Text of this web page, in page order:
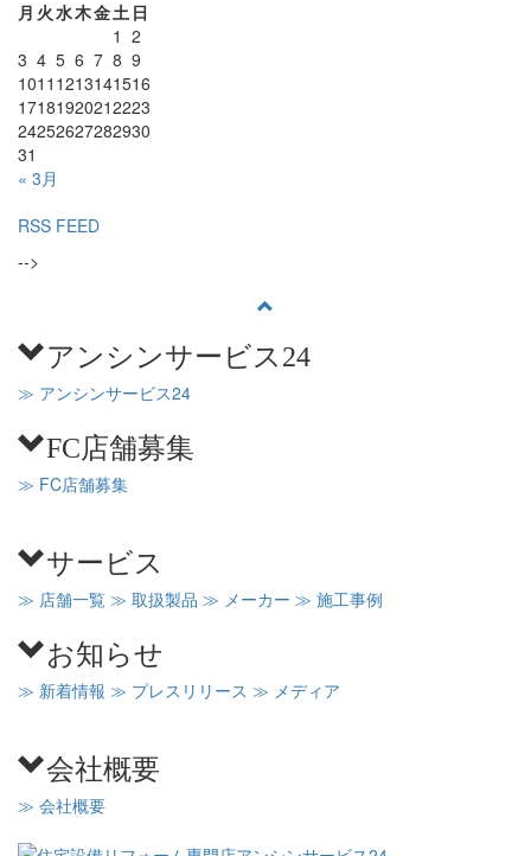
月 火水木金土 日
1 2
3 4 5 6 7 8 9
1011 1213141516
17181920212223
24252627282930
31
« 3月
RSS FEED
-->
アンシンサービス24
≫ アンシンサービス24
FC店舗募集
≫ FC店舗募集
サービス
≫ 店舗一覧 ≫ 取扱製品 ≫ メーカー ≫ 施工事例
お知らせ
≫ 新着情報 ≫ プレスリリース ≫ メディア
会社概要
≫ 会社概要